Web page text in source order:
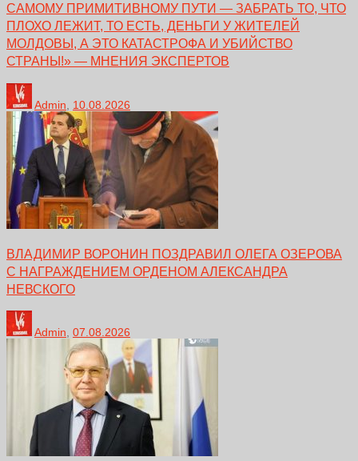
САМОМУ ПРИМИТИВНОМУ ПУТИ — ЗАБРАТЬ ТО, ЧТО
ПЛОХО ЛЕЖИТ, ТО ЕСТЬ, ДЕНЬГИ У ЖИТЕЛЕЙ
МОЛДОВЫ, А ЭТО КАТАСТРОФА И УБИЙСТВО
СТРАНЫ!» — МНЕНИЯ ЭКСПЕРТОВ
Admin 10.08.2026
ВЛАДИМИР ВОРОНИН ПОЗДРАВИЛ ОЛЕГА ОЗЕРОВА
С НАГРАЖДЕНИЕМ ОРДЕНОМ АЛЕКСАНДРА
НЕВСКОГО
Admin, 07.08.2026